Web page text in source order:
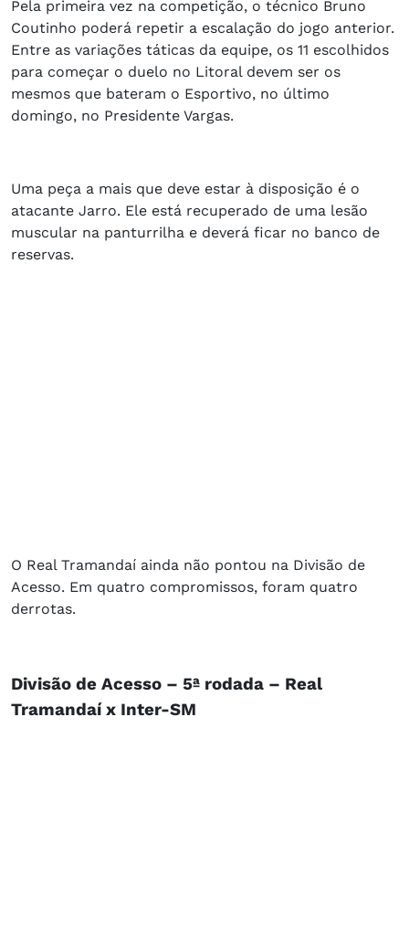
Pela primeira vez na competição, o técnico Bruno
Coutinho poderá repetir a escalação do jogo anterior.
Entre as variações táticas da equipe, os 11 escolhidos
para começar o duelo no Litoral devem ser os
mesmos que bateram o Esportivo, no último
domingo, no Presidente Vargas.
Uma peça a mais que deve estar à disposição é o
atacante Jarro. Ele está recuperado de uma lesão
muscular na panturrilha e deverá ficar no banco de
reservas.
O Real Tramandaí ainda não pontou na Divisão de
Acesso. Em quatro compromissos, foram quatro
derrotas.
Divisão de Acesso – 5ª rodada – Real
Tramandaí x Inter-SM